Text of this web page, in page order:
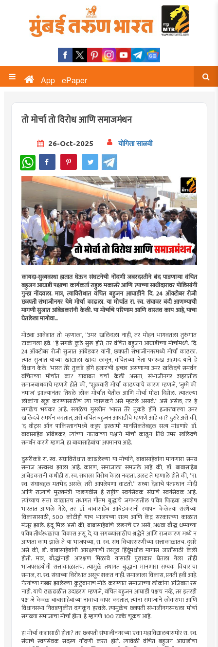
App ePaper
तो मोर्चा तो विरोध आणि समाजमंथन
26-Oct-2025 योगिता साळवी
WhatsApp
कायदा-सुव्यवस्था हातात घेऊन संघटनेची नोंदणी जबरदस्तीने बंद पाडणाऱ्या वंचित
बहुजन आघाडी पक्षाचा कार्यकर्ता राहुल मकासरे आणि त्याच्या साथीदारावर पोलिसांनी
गुन्हा नोंदवला. मात्र, त्याविरोधात वंचित बहुजन आघाडीने दि. 24 ऑक्टोबर रोजी
छत्रपती संभाजीनगर येथे मोर्चा काढला. या मोर्चात रा. स्व. संघावर बंदी आणण्याची
मागणी सुजात आंबेडकरांनी केली. या मोर्चाचे परिणाम आणि वास्तव काय आहे, याचा
घेतलेला मागोवा...
मोठ्या आवेशात तो म्हणाला, “उमर खलिदला नाही, तर मोहन भागवतला तुरुंगात
टाकायला हवे. ”हे सगळे कुठे सुरू होते, तर वंचित बहुजन आघाडीच्या मोर्चामध्ये. दि.
24 ऑक्टोबर रोजी सुजात आंबेडकर यांनी, छत्रपती संभाजीनगरमध्ये मोर्चा काढला.
त्यात सुजात यांच्या खांद्याला खांदा लावून, वंचितच्या नेता फारूख अहमद याने हे
विधान केले. ‌‘भारत तेरे तुकडे होंगे हजार‌’ची इच्छा असणाऱ्या उमर खलिदचे समर्थन
वंचितच्या मोर्चात का? याबाबत चर्चा केली असता, संभाजीनगर शहरातील
समाजबांधवांचे म्हणणे होते की, “शुक्रवारी मोर्चा काढण्याचे कारण म्हणजे, ‌‘जुम्मे की
नमाज‌’ झाल्यानंतर तिथले लोक मोर्चात येतील आणि मोर्चा मोठा दिसेल. त्यातल्या
लोकांना खूश करण्यासाठीच त्या फारूकने असे म्हटले असावे.” असे असेल, तर हे
सगळेच भयंकर आहे. सगळेच मुस्लीम ‌‘भारत तेरे तुकडे होंगे हजार‌’वाल्या उमर
खलिदचे समर्थन करतात, असे वंचित बहुजन आघाडीचे म्हणणे आहे का? दुसरे असे की,
‌‘द थॉट्स ऑन पाकिस्तान‌’मध्ये कट्टर इस्लामी मानसिकतेबद्दल सत्य मांडणारे डॉ.
बाबासाहेब आंबेडकर, त्यांच्या नातवाच्या पक्षाने मोर्चा काढून तिथे उमर खलिदचे
समर्थन करणे म्हणजे, हा बाबासाहेबांचा अपमानच आहे.
दुसरीकडे रा. स्व. संघाविरोधात काढलेल्या या मोर्चाने, बाबासाहेबांना मानणारा समग्र
समाज अस्वस्थ झाला आहे. कारण, समाजाला समजले आहे की, डॉ. बाबासाहेब
आंबेडकरांनी कधीही रा. स्व. संघाला विरोध केला नव्हता. उलट ते म्हणाले होते की, “रा.
स्व. संघाबद्दल मतभेद असले, तरी आपलेपणा वाटतो.” सध्या देशाचे पंतप्रधान मोदी
आणि राज्याचे मुख्यमंत्री फडणवीस हे राष्ट्रीय स्वयंसेवक संघाचे स्वयंसेवक आहे.
त्यांच्याच सत्ता काळातच तथागत गौतम बुद्धांचे जगभरातील पवित्र पिप्रहवा अवशेष
भारतात आणले गेले, तर डॉ. बाबासाहेब आंबेडकरांनी स्थापन केलेल्या संस्थेच्या
विकासासाठी, 500 कोटीही याच भाजपच्या राज्य आणि केंद्र सरकारच्या काळात
मंजूर झाले. इंदू मिल असो की, बाबासाहेबांचे लंडनचे घर असो, अथवा बौद्ध धम्माच्या
पवित्र तीर्थस्थळांचा विकास असू दे, या सगळ्यांसाठीच श्रद्धेने आणि राजकारण मध्ये न
आणता काम झाले ते या भाजपच्या, रा. स्व. संघ विचारसरणीच्या सत्ताकाळातच. दुसरे
असे की, डॉ. बाबासाहेबांनी आरक्षणाची तरतूद हिंदूूंमधील मागास जातींसाठी केली
होती. मात्र, बौद्धांनाही आरक्षण मिळावे यासाठी पुढाकार घेतला गेला तोही
भाजपसहयोगी सत्ताकाळातच. त्यामुळे तथागत बुद्धांना मानणारा सम्यक विचारांचा
समाज, रा. स्व. संघाच्या विरोधात असूच शकत नाही. समाजाला विकास, प्रगती हवी आहे.
नेत्यांच्या गब्बर झालेल्या कुटुंबानाच मोठे करण्यात समाजाच्या लोकांना अजिबात रस
नाही. याचे ढळढळीत उदाहरण म्हणजे, वंचित बहुजन आघाडी पक्षच नव्हे, तर इतरही
पक्ष जे केवळ बाबासाहेबांच्या नावाचा वापर करतात, त्यांना समाजाने लोकसभा आणि
विधानसभा निवडणुकीत दणकून हरवले. त्यामुळेच छत्रपती संभाजीनगरमधला मोर्चा
सगळ्या समाजाचा मोर्चा होता, हे म्हणणे 100 टक्के चूकच आहे.
हा मोर्चा कशासाठी होता? तर छत्रपती संभाजीनगरच्या एका महाविद्यालयासमोर रा. स्व.
संघाचे स्वयंसेवक सदस्य नोंदणी करत होते. त्यावेळी वंचित बहुजन आघाडीचा